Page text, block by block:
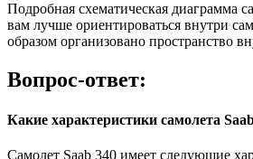
Подробная схематическая диаграмма
вам лучше ориентироваться внутри
образом организовано пространство
Вопрос-ответ:
Какие характеристики самолета
Самолет Saab 340 имеет следующие